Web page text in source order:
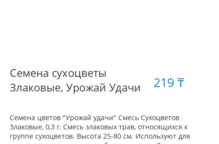
Семена сухоцветы
Злаковые, Урожай Удачи
219 ₸
Семена цветов "Урожай удачи" Смесь Сухоцветов
Злаковые, 0,3 г. Смесь злаковых трав, относящихся к
группе сухоцветов. Высота 25-80 см. Используют для